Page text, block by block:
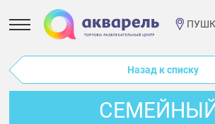
Назад к списку